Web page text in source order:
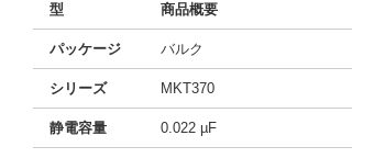
型 商品概要
パッケージ バルク
シリーズ MKT370
静電容量 0.022 µF